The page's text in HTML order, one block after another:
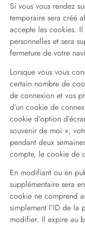
Si vous vous rendez
temporaire sera créé
accepte les cookies.
personnelles et sera
fermeture de votre
Lorsque vous vous
certain nombre de
de connexion et vos
d’un cookie de
cookie d’option
souvenir de moi »,
pendant deux
compte, le cookie de
En modifiant ou en
supplémentaire sera
cookie ne comprend
simplement l’ID de la
modifier. Il expire au